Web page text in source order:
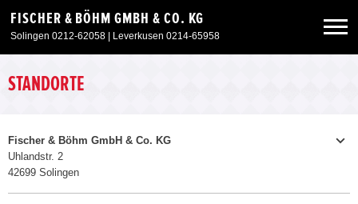
FISCHER & BÖHM GMBH & CO. KG
Solingen 0212-62058 | Leverkusen 0214-65958
Neuwagen
Sonderangebote
STANDORTE
Fischer & Böhm GmbH & Co. KG
Uhlandstr. 2
42699 Solingen